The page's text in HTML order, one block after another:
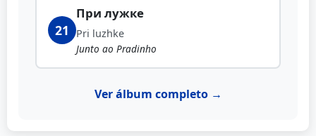
21
При лужке
Pri luzhke
Junto ao Pradinho
Ver álbum completo →